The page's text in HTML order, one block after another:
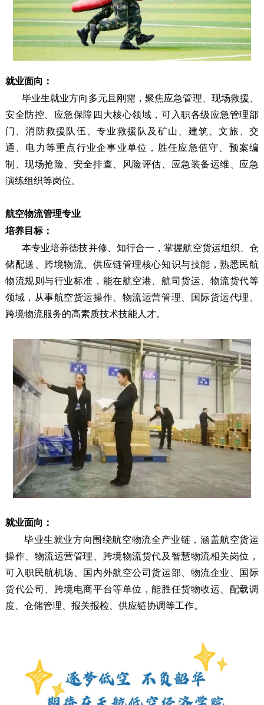
就业面向：
毕业生就业方向多元且刚需，聚焦应急管理、现场救援、
安全防控、应急保障四大核心领域，可入职各级应急管理部
门、消防救援队伍、专业救援队及矿山、建筑、文旅、交
通、电力等重点行业企事业单位，胜任应急值守、预案编
制、现场抢险、安全排查、风险评估、应急装备运维、应急
演练组织等岗位。
航空物流管理专业
培养目标：
本专业培养德技并修、知行合一，掌握航空货运组织、仓
储配送、跨境物流、供应链管理核心知识与技能，熟悉民航
物流规则与行业标准，能在航空港、航司货运、物流货代等
领域，从事航空货运操作、物流运营管理、国际货运代理、
跨境物流服务的高素质技术技能人才。
就业面向：
毕业生就业方向围绕航空物流全产业链，涵盖航空货运
操作、物流运营管理、跨境物流货代及智慧物流相关岗位，
可入职民航机场、国内外航空公司货运部、物流企业、国际
货代公司、跨境电商平台等单位，能胜任货物收运、配载调
度、仓储管理、报关报检、供应链协调等工作。